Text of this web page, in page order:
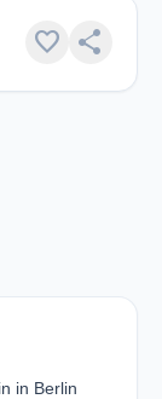
favorite share
in Berlin